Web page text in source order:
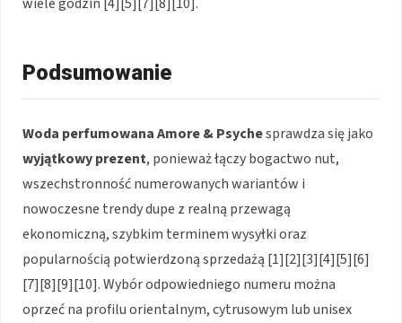
Podsumowanie
Woda perfumowana Amore & Psychesprawdza się jako
wyjątkowy prezent, ponieważ łączy bogactwo nut,
wszechstronność numerowanych wariantów i
nowoczesne trendy dupe z realną przewagą
ekonomiczną, szybkim terminem wysyłki oraz
popularnością potwierdzoną sprzedażą [1][2][3][4][5][6]
[7][8][9][10]. Wybór odpowiedniego numeru można
oprzeć na profilu orientalnym, cytrusowym lub unisex